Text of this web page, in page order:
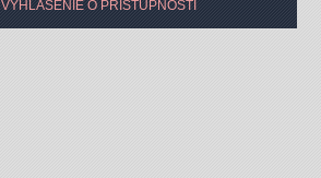
VYHLÁSENIE O PRÍSTUPNOSTI